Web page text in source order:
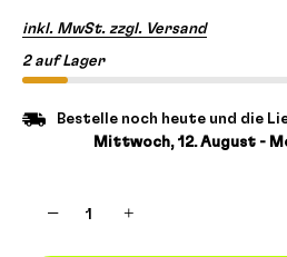
inkl. MwSt. zzgl. Versand
2 auf Lager
Bestelle noch heute und die
Mittwoch, 12. August -
− +